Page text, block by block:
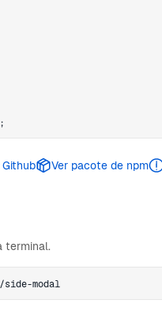
;
Github Ver pacote de npm
terminal.
side-modal